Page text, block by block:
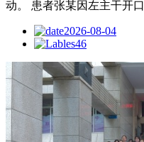
动。 患者张某因左主干开口
2026-08-04
46